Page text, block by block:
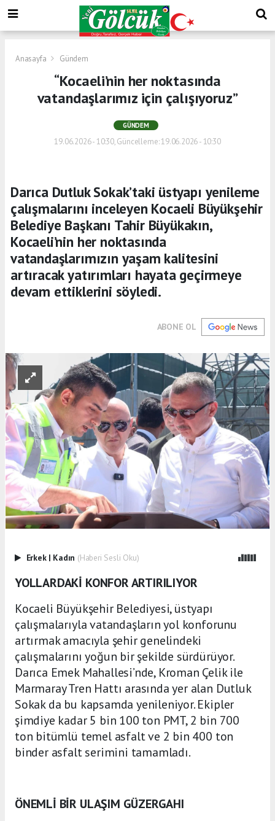
Anasayfa Gündem
“Kocaeli’nin her noktasında
vatandaşlarımız için çalışıyoruz”
GÜNDEM
19.06.2026 - 10:30, Güncelleme: 19.06.2026 - 10:30
Darıca Dutluk Sokak’taki üstyapı yenileme
çalışmalarını inceleyen Kocaeli Büyükşehir
Belediye Başkanı Tahir Büyükakın,
Kocaeli’nin her noktasında
vatandaşlarımızın yaşam kalitesini
artıracak yatırımları hayata geçirmeye
devam ettiklerini söyledi.
ABONE OL
Erkek | Kadın (Haberi Sesli Oku)
YOLLARDAKİ KONFOR ARTIRILIYOR
Kocaeli Büyükşehir Belediyesi, üstyapı
çalışmalarıyla vatandaşların yol konforunu
artırmak amacıyla şehir genelindeki
çalışmalarını yoğun bir şekilde sürdürüyor.
Darıca Emek Mahallesi’nde, Kroman Çelik ile
Marmaray Tren Hattı arasında yer alan Dutluk
Sokak da bu kapsamda yenileniyor. Ekipler
şimdiye kadar 5 bin 100 ton PMT, 2 bin 700
ton bitümlü temel asfalt ve 2 bin 400 ton
binder asfalt serimini tamamladı.
ÖNEMLİ BİR ULAŞIM GÜZERGAHI